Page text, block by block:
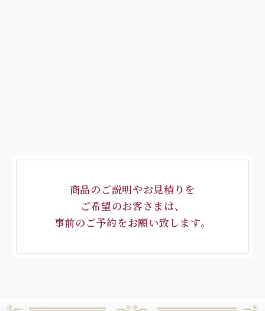
商品のご説明やお見積りを
ご希望のお客さまは、
事前のご予約をお願い致します。